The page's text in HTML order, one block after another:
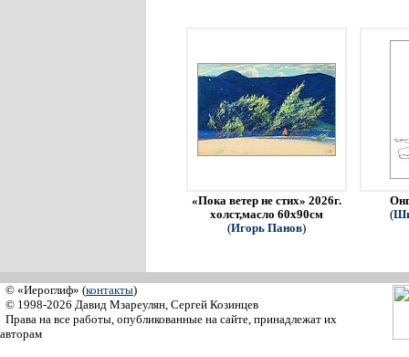
«Пока ветер не стих» 2026г.
холст,масло 60х90см
(Игорь Панов)
(
© «Иероглиф» (контакты)
© 1998-2026 Давид Мзареулян, Сергей Козинцев
Права на все работы, опубликованные на сайте, принадлежат их
авторам